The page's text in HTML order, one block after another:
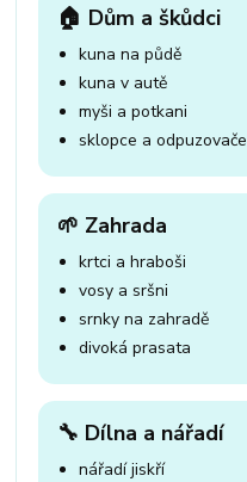
🏠 Dům a škůdci
kuna na půdě
kuna v autě
myši a potkani
sklopce a odpuzovače
🌱 Zahrada
krtci a hraboši
vosy a sršni
srnky na zahradě
divoká prasata
🔧 Dílna a nářadí
nářadí jiskří